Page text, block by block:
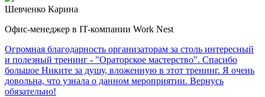
Шевченко Карина
Офис-менеджер в IT-компании Work Nest
Огромная благодарность организаторам за столь интересный
и полезный тренинг - "Ораторское мастерство". Спасибо
большое Никите за душу, вложенную в этот тренинг. Я очень
довольна, что узнала о данном мероприятии. Вернусь
обязательно!